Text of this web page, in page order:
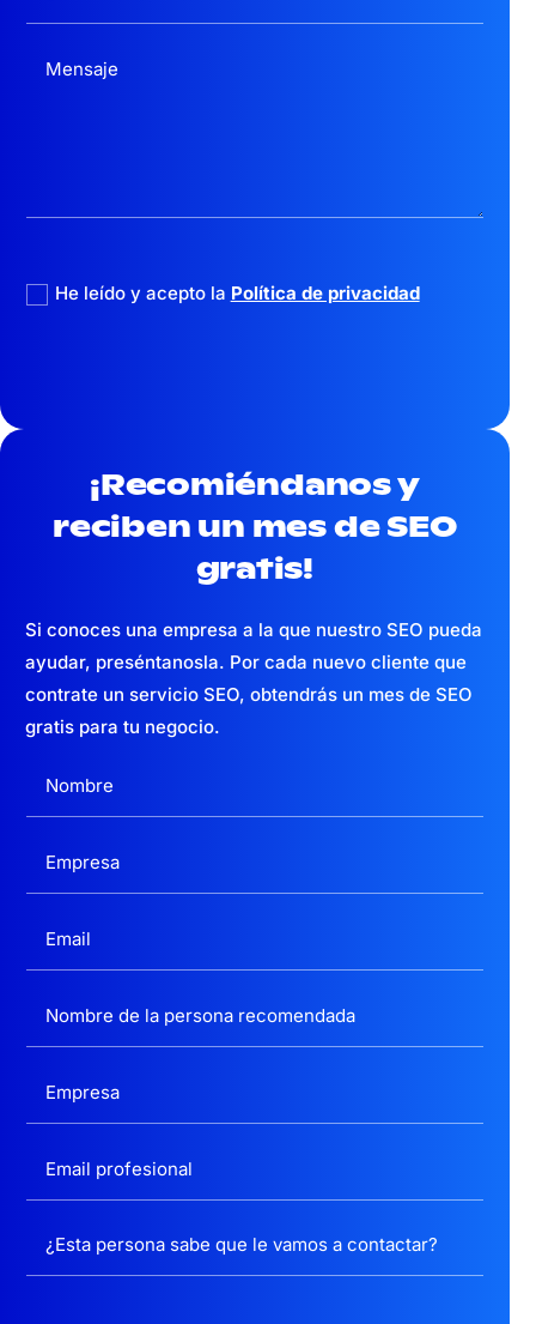
He leído y acepto la Política de privacidad
¡Recomiéndanos y
reciben un mesde SEO
gratis!
Si conoces una empresa a la que nuestro SEO pueda
ayudar, preséntanosla. Por cada nuevo cliente que
contrate un servicio SEO, obtendrás un mes de SEO
gratis para tu negocio.